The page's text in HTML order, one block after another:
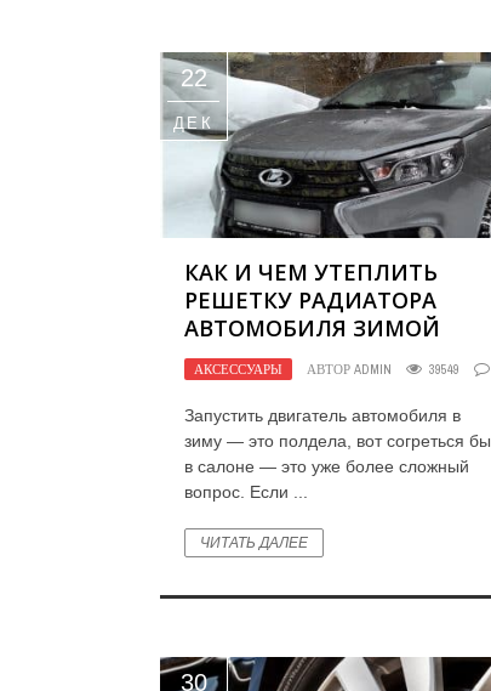
22
ДЕК
КАК И ЧЕМ УТЕПЛИТЬ
РЕШЕТКУ РАДИАТОРА
АВТОМОБИЛЯ ЗИМОЙ
АКСЕССУАРЫ АВТОР ADMIN 39549
Запустить двигатель автомобиля в
зиму — это полдела, вот согреться бы
в салоне — это уже более сложный
вопрос. Если ...
ЧИТАТЬ ДАЛЕЕ
30